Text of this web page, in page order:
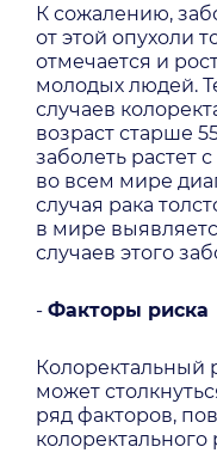
К сожалению,
от этой опухоли
отмечается и
молодых людей.
случаев
возраст старше
заболеть растет
во всем мире
случая рака
в мире
случаев этого
- Факторы риска
Колоректальный
может
ряд факторов,
колоректального